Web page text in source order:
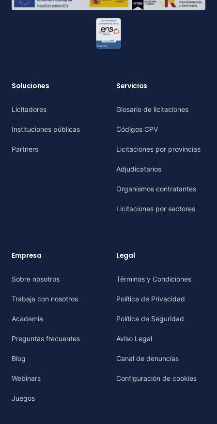
Soluciones
Licitadores
Instituciones públicas
Partners
Servicios
Glosario de licitaciones
Códigos CPV
Licitaciones por provincias
Adjudicatarios
Organismos contratantes
Licitaciones por sectores
Empresa
Sobre nosotros
Trabaja con nosotros
Academia
Preguntas frecuentes
Blog
Webinars
Juegos
Legal
Términos y Condiciones
Política de Privacidad
Política de Seguridad
Aviso Legal
Canal de denuncias
Configuración de cookies